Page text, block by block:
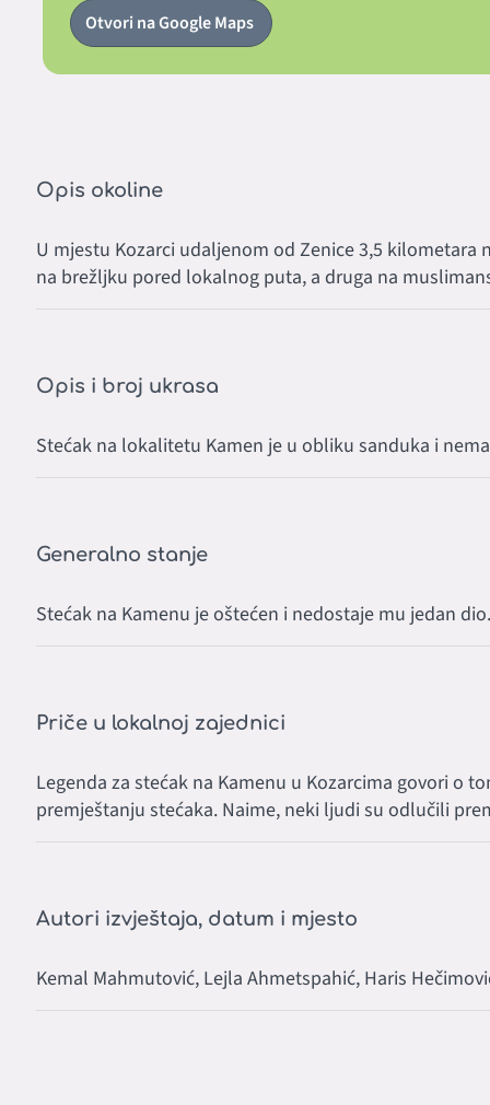
Otvori na Google Maps
Opis okoline
U mjestu Kozarci udaljenom od Zenice 3,5
na brežljku pored lokalnog puta, a druga na
Opis i broj ukrasa
Stećak na lokalitetu Kamen je u obliku sanduka i
Generalno stanje
Stećak na Kamenu je oštećen i nedostaje mu jedan
Priče u lokalnoj zajednici
Legenda za stećak na Kamenu u Kozarcima govori o
premještanju stećaka. Naime, neki ljudi su odlučili
Autori izvještaja, datum i mjesto
Kemal Mahmutović, Lejla Ahmetspahić, Haris